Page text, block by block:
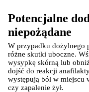
Potencjalne
niepożądane
W przypadku dożylnego
różne skutki uboczne.
wysypkę skórną lub
dojść do reakcji
występują ból w miejscu
czy zapalenie żył.